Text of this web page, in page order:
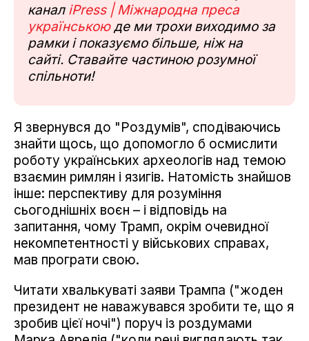
канал iPress | Міжнародна преса
українськоюде ми трохи виходимо за
рамки і показуємо більше, ніж на
сайті. Ставайте частиною розумної
спільноти!
Я звернувся до "Роздумів", сподіваючись
знайти щось, що допомогло б осмислити
роботу українських археологів над темою
взаємин римлян і язигів. Натомість знайшов
інше: перспективу для розуміння
сьогоднішніх воєн – і відповідь на
запитання, чому Трамп, окрім очевидної
некомпетентності у військових справах,
мав програти свою.
Читати хвалькуваті заяви Трампа ("жоден
президент не наважувався зробити те, що я
зробив цієї ночі") поруч із роздумами